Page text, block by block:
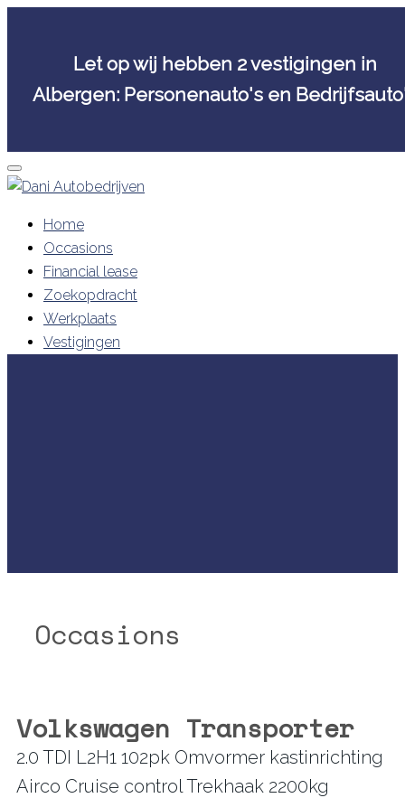
Let op wij hebben 2 vestigingen in
Albergen: Personenauto's en
Skip
to
Home
Occasions
Financial lease
Zoekopdracht
Werkplaats
Vestigingen
Occasions
Volkswagen Transporter
2.0 TDI L2H1 102pk Omvormer kastinrichting
Airco Cruise control Trekhaak 2200kg